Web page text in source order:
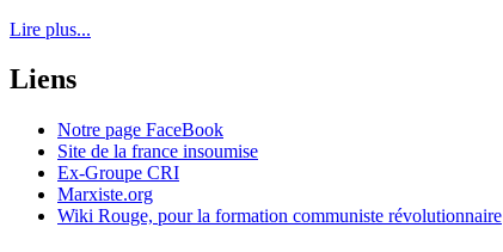
Lire plus...
Liens
Notre page FaceBook
Site de la france insoumise
Ex-Groupe CRI
Marxiste.org
Wiki Rouge, pour la formation communiste révolutionnaire